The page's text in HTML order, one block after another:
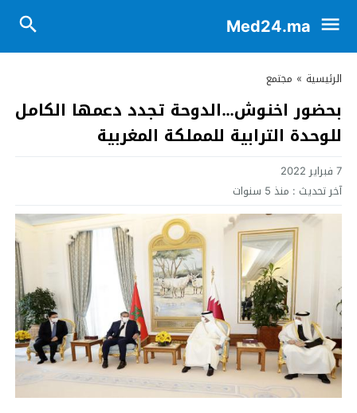
Med24.ma
الرئيسية » مجتمع
بحضور اخنوش…الدوحة تجدد دعمها الكامل
للوحدة الترابية للمملكة المغربية
7 فبراير 2022
آخر تحديث : منذ 5 سنوات